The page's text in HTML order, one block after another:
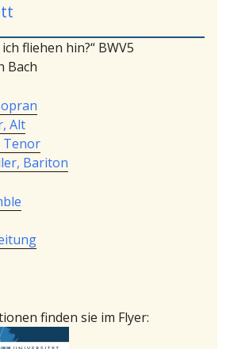
fliehen hin?“ BWV5
Bach
Alt
Tenor
Bariton
finden sie im Flyer: